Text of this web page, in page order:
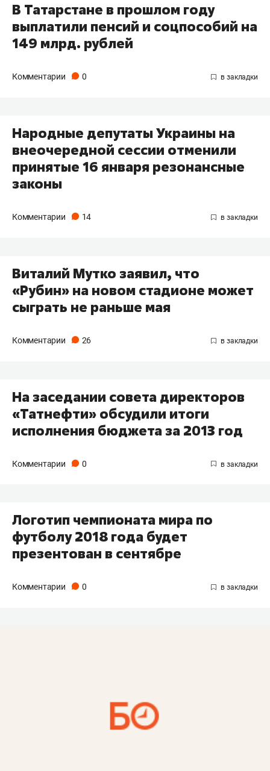
В Татарстане в прошлом году
выплатили пенсий и соцпособий на
149 млрд. рублей
Комментарии 0
Народные депутаты Украины на
внеочередной сессии отменили
принятые 16 января резонансные
законы
Комментарии 14
Виталий Мутко заявил, что
«Рубин» на новом стадионе может
сыграть не раньше мая
Комментарии 26
На заседании совета директоров
«Татнефти» обсудили итоги
исполнения бюджета за 2013 год
Комментарии 0
Логотип чемпионата мира по
футболу 2018 года будет
презентован в сентябре
Комментарии 0